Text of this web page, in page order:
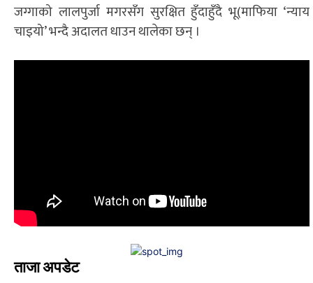
जग्गाको लालपुर्जा मगरसँग सुरक्षित हुँदाहुँदै भू(माफिया ‘न्याय
चाइयो’ भन्दै अदालत धाउन थालेका छन् ।
ताजा अपडेट